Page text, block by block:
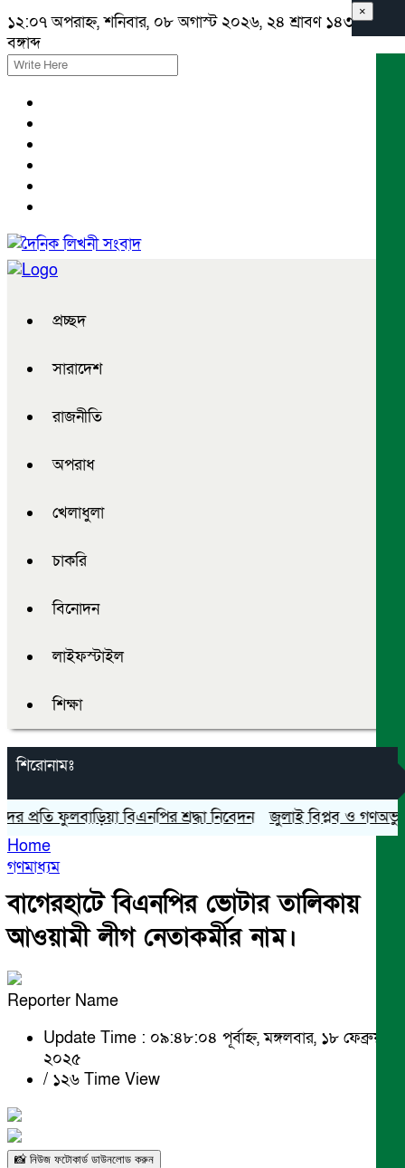
১২:০৭ অপরাহ্ন, শনিবার, ০৮ অগাস্ট ২০২৬, ২৪ শ্রাবণ ১৪৩৩
বঙ্গাব্দ
প্রচ্ছদ
সারাদেশ
রাজনীতি
অপরাধ
খেলাধুলা
চাকরি
বিনোদন
লাইফস্টাইল
শিক্ষা
শিরোনামঃ
ফুলবাড়িয়া বিএনপির শ্রদ্ধা নিবেদন জুলাই বিপ্লব ও গণঅভ্যুত্থান
×
Home
গণমাধ্যম
বাগেরহাটে বিএনপির ভোটার তালিকায়
আওয়ামী লীগ নেতাকর্মীর নাম।
Reporter Name
Update Time : ০৯:৪৮:০৪ পূর্বাহ্ন, মঙ্গলবার, ১৮ ফেব্রুয়ারী
২০২৫
/ ১২৬ Time View
📸 নিউজ ফটোকার্ড ডাউনলোড করুন